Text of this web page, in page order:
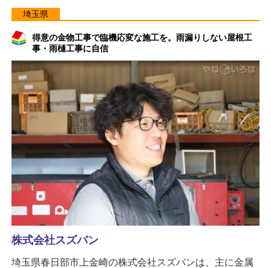
埼玉県
得意の金物工事で臨機応変な施工を。雨漏りしない屋根工
事・雨樋工事に自信
株式会社スズバン
埼玉県春日部市上金崎の株式会社スズバンは、主に金属